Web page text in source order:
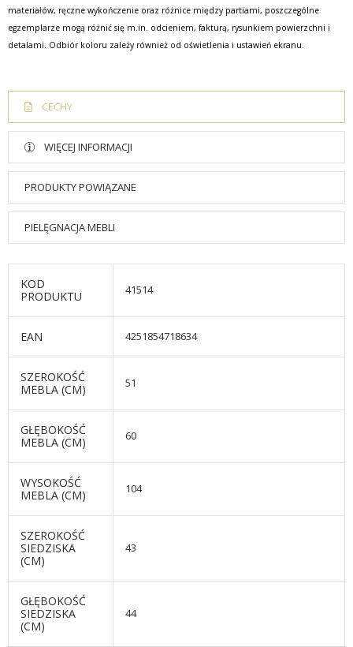
materiałów, ręczne wykończenie oraz różnice między partiami, poszczególne
egzemplarze mogą różnić się m.in. odcieniem, fakturą, rysunkiem powierzchni i
detalami. Odbiór koloru zależy również od oświetlenia i ustawień ekranu.
CECHY
WIĘCEJ INFORMACJI
PRODUKTY POWIĄZANE
PIELĘGNACJA MEBLI
KOD
PRODUKTU
41514
EAN 4251854718634
SZEROKOŚĆ
MEBLA (CM)
51
GŁĘBOKOŚĆ
MEBLA (CM)
60
WYSOKOŚĆ
MEBLA (CM)
104
SZEROKOŚĆ
SIEDZISKA
(CM)
43
GŁĘBOKOŚĆ
SIEDZISKA
(CM)
44